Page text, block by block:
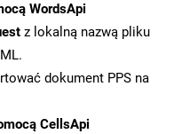
WordsApi
z lokalną nazwą pliku
dokument PPS na
CellsApi